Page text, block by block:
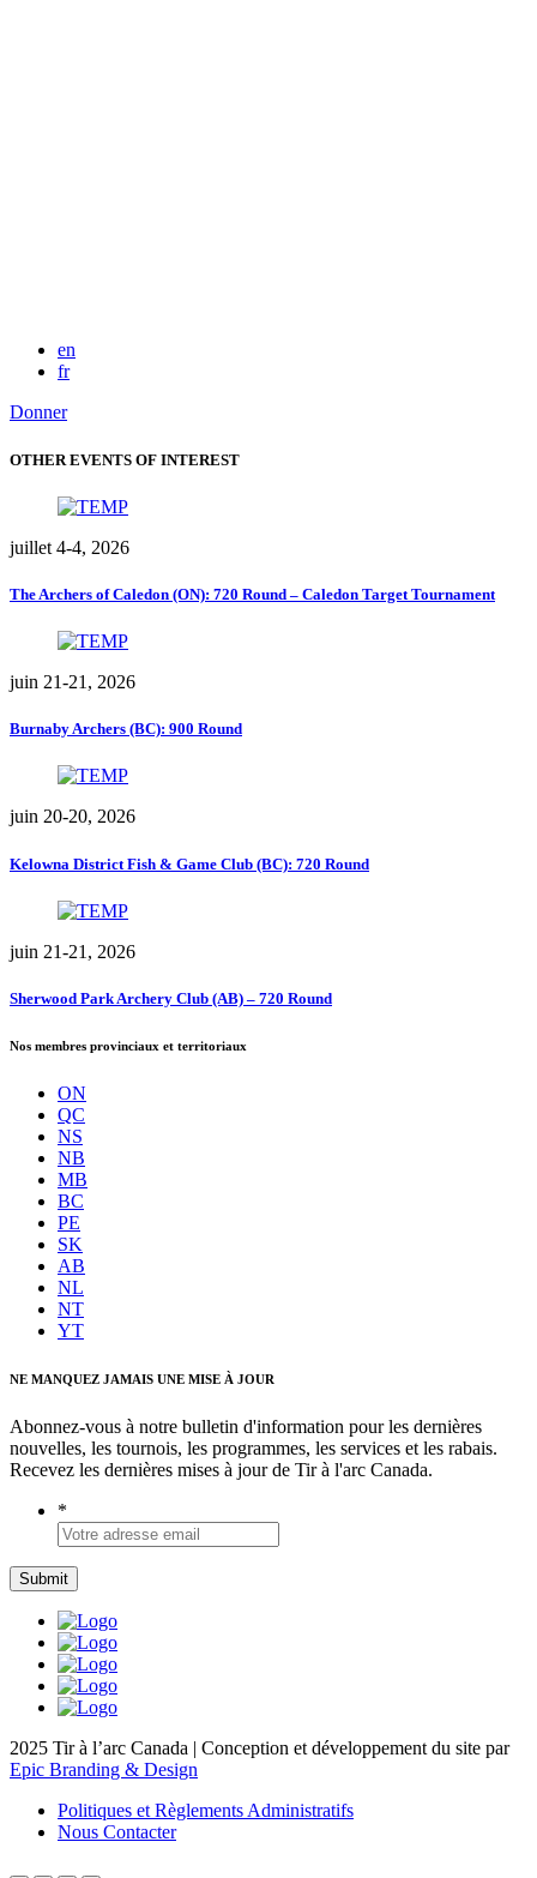
en
fr
Donner
OTHER EVENTS OF INTEREST
juillet 4-4, 2026
The Archers of Caledon (ON): 720 Round – Caledon Target Tournament
juin 21-21, 2026
Burnaby Archers (BC): 900 Round
juin 20-20, 2026
Kelowna District Fish & Game Club (BC): 720 Round
juin 21-21, 2026
Sherwood Park Archery Club (AB) – 720 Round
Nos membres provinciaux et territoriaux
ON
QC
NS
NB
MB
BC
PE
SK
AB
NL
NT
YT
NE MANQUEZ JAMAIS UNE MISE À JOUR
Abonnez-vous à notre bulletin d'information pour les dernières
nouvelles, les tournois, les programmes, les services et les rabais.
Recevez les dernières mises à jour de Tir à l'arc Canada.
*
2025 Tir à l’arc Canada | Conception et développement du site par
Epic Branding & Design
Politiques et Règlements Administratifs
Nous Contacter